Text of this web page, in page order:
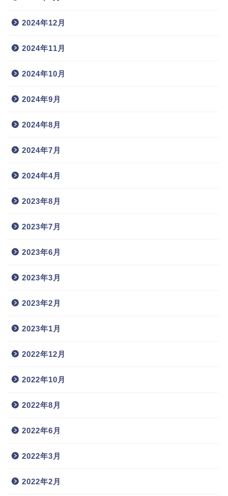
2024年12月
2024年11月
2024年10月
2024年9月
2024年8月
2024年7月
2024年4月
2023年8月
2023年7月
2023年6月
2023年3月
2023年2月
2023年1月
2022年12月
2022年10月
2022年8月
2022年6月
2022年3月
2022年2月